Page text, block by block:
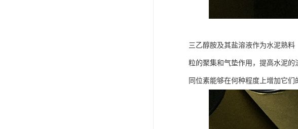
三乙醇胺及其盐溶液作为水泥熟料
粒的聚集和气垫作用，提高水泥
同位素能够在何种程度上增加它们